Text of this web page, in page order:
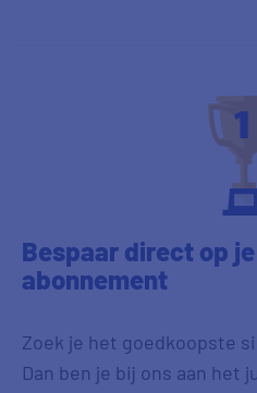
Bespaar direct op
abonnement
Zoek je het goedkoopste
Dan ben je bij ons aan het